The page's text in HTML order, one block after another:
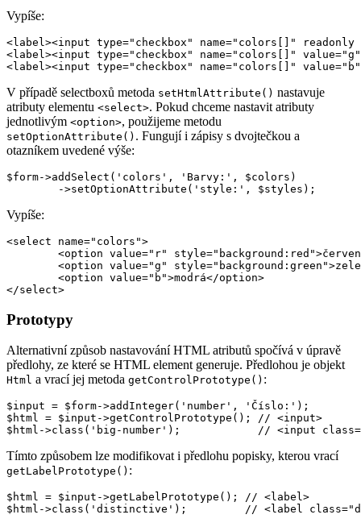
Vypíše:
<label><input type="checkbox" name="colors[]"
<label><input type="checkbox" name="colors[]"
V případě selectboxů metoda setHtmlAttribute() nastavuje
atributy elementu <select>. Pokud chceme nastavit atributy
jednotlivým <option>, použijeme metodu
setOptionAttribute() . Fungují i zápisy s dvojtečkou a
otazníkem uvedené výše:
$form->addSelect('colors', 'Barvy:', $colors)
Vypíše:
<select name="colors">
Prototypy
Alternativní způsob nastavování HTML atributů spočívá v úpravě
předlohy, ze které se HTML element generuje. Předlohou je objekt
Html a vrací jej metoda getControlPrototype() :
$input = $form->addInteger('number', 'Číslo:');
$html = $input->getControlPrototype(); // <input>
Tímto způsobem lze modifikovat i předlohu popisky, kterou vrací
getLabelPrototype() :
$html = $input->getLabelPrototype(); // <label>